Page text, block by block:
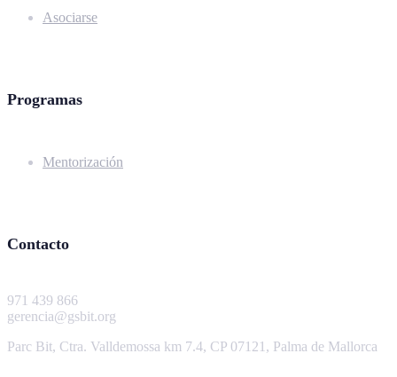
Asociarse
Programas
Mentorización
Contacto
971 439 866
gerencia@gsbit.org
Parc Bit, Ctra. Valldemossa km 7.4, CP 07121, Palma de Mallorca